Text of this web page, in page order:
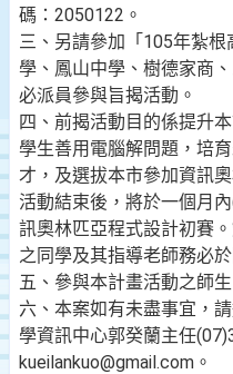
碼：2050122。
三、另請參加「105年紮
學、鳳山中學、樹德家商
必派員參與旨揭活動。
四、前揭活動目的係提升
學生善用電腦解問題，培
才，及選拔本市參加資訊
活動結束後，將於一個月
訊奧林匹亞程式設計初賽
之同學及其指導老師務必
五、參與本計畫活動之師
六、本案如有未盡事宜，
學資訊中心郭癸蘭主任
kueilankuo@gmail.com。